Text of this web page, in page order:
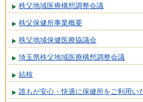
秩父地域医療構想調整会議
秩父保健所事業概要
秩父地域保健医療協議会
埼玉県秩父地域医療構想調整会議
結核
誰もが安心・快適に保健所をご利用い